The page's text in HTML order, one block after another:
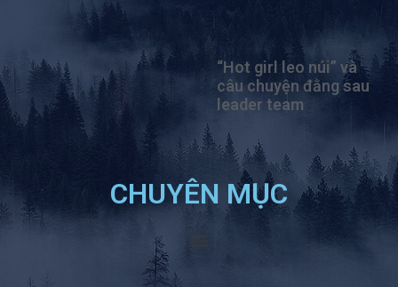
“Hot girl leo núi” và
câu chuyện đằng sau
leader team
CHUYÊN MỤC